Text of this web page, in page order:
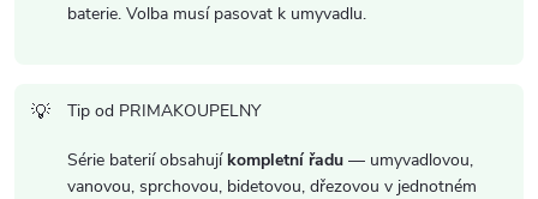
baterie. Volba musí pasovat k umyvadlu.
Tip od PRIMAKOUPELNY
Série baterií obsahují kompletní řadu — umyvadlovou,
vanovou, sprchovou, bidetovou, dřezovou v jednotném